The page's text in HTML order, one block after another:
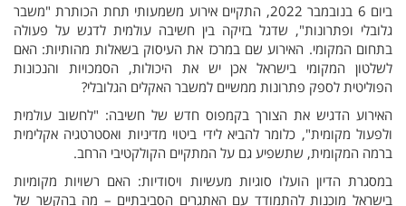
ביום 6 בנובמבר 2022, התקיים אירוע משמעותי תחת הכותרת "משבר
גלובלי ופתרונות", שדגל בזיקה בין חשיבה עולמית לדגש על פעולה
בתחום המקומי. האירוע שם במרכז את העיסוק בשאלות מהותיות: האם
לשלטון המקומי בישראל אכן יש את היכולות, הסמכויות והנכונות
הפוליטית לספק פתרונות ממשיים למשבר האקלים הגלובלי?
האירוע הדגיש את הצורך בקמפוס חדש של חשיבה: "לחשוב עולמית
ולפעול מקומית", כלומר להביא לידי ביטוי מדיניות ואסטרטגיה אקלימית
ברמה המקומית, שתשפיע גם על המתקיים הקולקטיבי הרחב.
במסגרת הדיון הועלו סוגיות מעשיות ויסודיות: האם רשויות מקומיות
בישראל מוכנות להתמודד עם האתגרים הסביבתיים – מה בהקשר של